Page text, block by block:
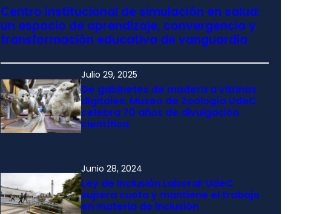
Centro institucional de simulación en salud:
un espacio de aprendizaje, convergencia y
transformación educativa de vanguardia
Julio 29, 2025
De gabinetes de madera a vitrinas
digitales: Museo de Zoología UdeC
celebra 70 años de divulgación
científica
Junio 28, 2024
Ley de Inclusión Laboral: UdeC
supera cuota y mantiene el trabajo
en materia de inclusión